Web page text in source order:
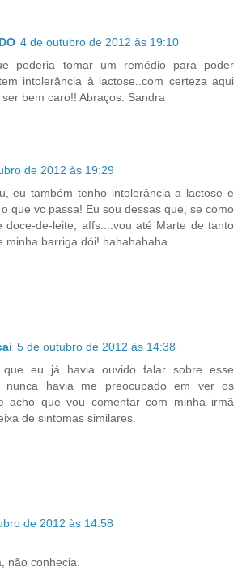
4 de outubro de 2012 às 19:10
poderia tomar um remédio para poder
intolerância à lactose..com certeza aqui
bem caro!! Abraços. Sandra
de 2012 às 19:29
eu também tenho intolerância a lactose e
que vc passa! Eu sou dessas que, se como
doce-de-leite, affs....vou até Marte de tanto
minha barriga dói! hahahahaha
5 de outubro de 2012 às 14:38
que eu já havia ouvido falar sobre esse
nunca havia me preocupado em ver os
acho que vou comentar com minha irmã
de sintomas similares.
de 2012 às 14:58
não conhecia.